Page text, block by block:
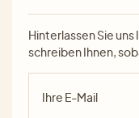
Hinterlassen Sie
schreiben Ihnen,